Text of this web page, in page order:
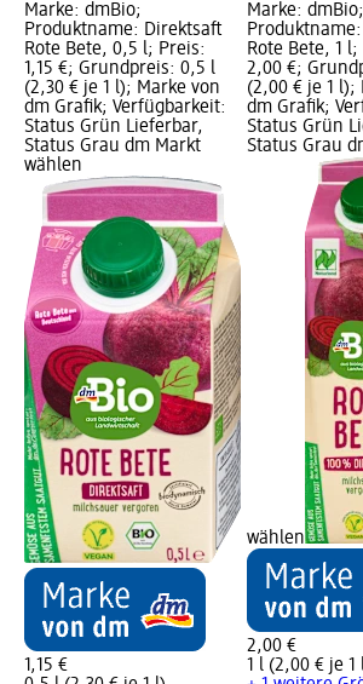
Marke: dmBio;
Produktname: Direktsaft
Rote Bete, 0,5 l; Preis:
1,15 €; Grundpreis: 0,5 l
(2,30 € je 1 l); Marke von
dm Grafik; Verfügbarkeit:
Status Grün Lieferbar,
Status Grau dm Markt
wählen
1,15 €
Marke: dmBio;
Rote Bete, 1 l;
2,00 €;
(2,00 € je 1 l);
dm Grafik;
Status Grün
Status Grau
wählen
2,00 €
1 l (2,00 € je 1